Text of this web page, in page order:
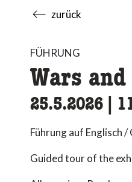
zurück
FÜHRUNG
Wars and
25.5.2026
Führung auf Englisch
Guided tour of the